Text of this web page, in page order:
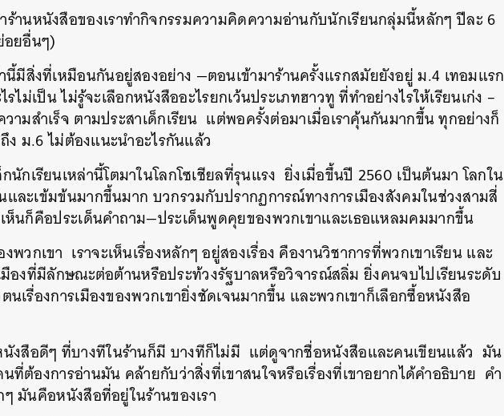
านหนังสือของเราทำกิจกรรมความคิดความอ่านกับนักเรียนกลุ่มนี้หลักๆ ปีละ 6
ยอื่นๆ)
นี้มีสิ่งที่เหมือนกันอยู่สองอย่าง —ตอนเข้ามาร้านครั้งแรกสมัยยังอยู่ม.4 เทอมแรก
รไม่เป็นไม่รู้จะเลือกหนังสืออะไรยกเว้นประเภทฮาวทูที่ทำอย่างไรให้เรียนเก่ง –
ามสำเร็จ ตามประสาเด็กเรียน แต่พอครั้งต่อมาเมื่อเราคุ้นกันมากขึ้นทุกอย่างก็
ง ม.6ไม่ต้องแนะนำอะไรกันแล้ว
นักเรียนเหล่านี้โตมาในโลกโซเชียลที่รุนแรง ยิ่งเมื่อขึ้นปี 2560 เป็นต้นมา โลกใน
ละเข้มข้นมากขึ้นมาก บวกรวมกับปรากฏการณ์ทางการเมืองสังคมในช่วงสามสี่
ห็นก็คือประเด็นคำถาม—ประเด็นพูดคุยของพวกเขาและเธอแหลมคมมากขึ้น
พวกเขา เราจะเห็นเรื่องหลักๆอยู่สองเรื่อง คืองานวิชาการที่พวกเขาเรียนและ
มืองที่มีลักษณะต่อต้านหรือประท้วงรัฐบาลหรือวิจารณ์สลิ่ม ยิ่งคนจบไปเรียนระดับ
นเรื่องการเมืองของพวกเขายิ่งชัดเจนมากขึ้น และพวกเขาก็เลือกซื้อหนังสือ
งสือดีๆ ที่บางทีในร้านก็มี บางทีก็ไม่มี แต่ดูจากชื่อหนังสือและคนเขียนแล้ว มัน
ที่ต้องการอ่านมัน คล้ายกับว่าสิ่งที่เขาสนใจหรือเรื่องที่เขาอยากได้คำอธิบาย คำ
มันคือหนังสือที่อยู่ในร้านของเรา